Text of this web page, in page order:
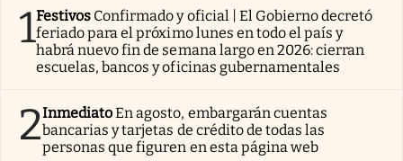
1Festivos Confirmado y oficial | El Gobierno decretó
feriado para el próximo lunes en todo el país y
habrá nuevo fin de semana largo en 2026: cierran
escuelas, bancos y oficinas gubernamentales
2InmediatoEn agosto, embargarán cuentas
bancarias y tarjetas de crédito de todas las
personas que figuren en esta página web